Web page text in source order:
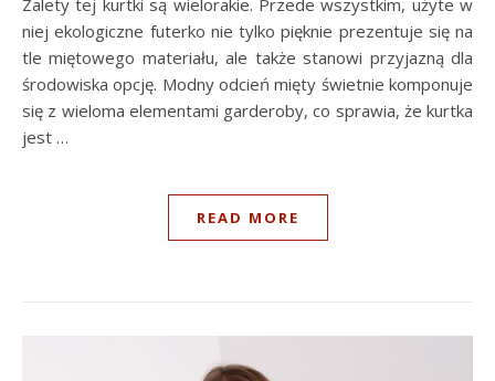
Zalety tej kurtki są wielorakie. Przede wszystkim, użyte w
niej ekologiczne futerko nie tylko pięknie prezentuje się na
tle miętowego materiału, ale także stanowi przyjazną dla
środowiska opcję. Modny odcień mięty świetnie komponuje
się z wieloma elementami garderoby, co sprawia, że kurtka
jest …
READ MORE